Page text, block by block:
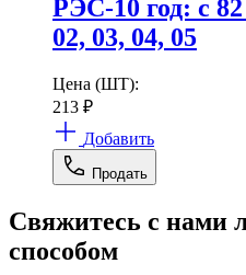
РЭС-10 год: с
02, 03, 04, 05
Цена (ШТ):
213 ₽
Добавить
Продать
Свяжитесь с нами
способом